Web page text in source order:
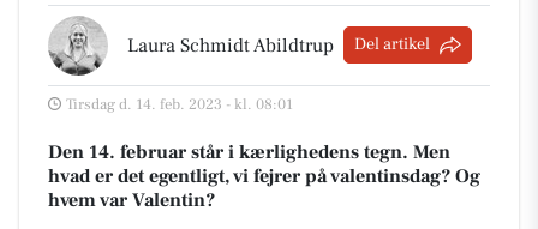
Laura Schmidt Abildtrup Del artikel
Tirsdag d. 14. feb. 2023 - kl. 08:01
Den 14. februar står i kærlighedens tegn. Men
hvad er det egentligt, vi fejrer på valentinsdag? Og
hvem var Valentin?